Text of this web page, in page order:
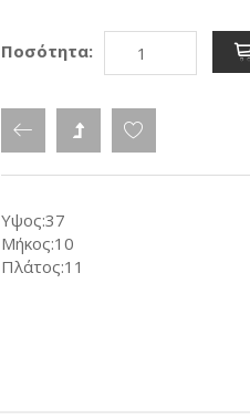
Ποσότητα:
Υψος:37
Μήκος:10
Πλάτος:11